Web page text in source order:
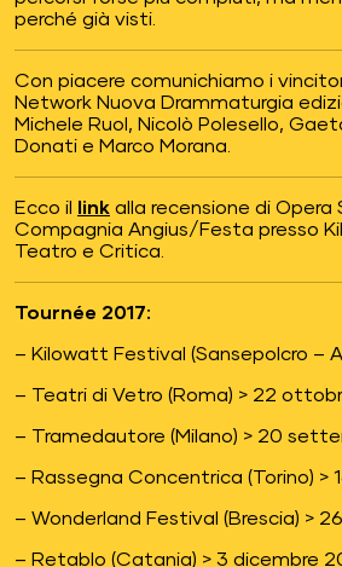
perché già visti.
Con piacere comunichiamo i
Network Nuova Drammaturgia
Michele Ruol, Nicolò Polesello,
Donati e Marco Morana.
Ecco il link alla recensione di
Compagnia Angius/Festa presso
Teatro e Critica.
Tournée 2017:
– Kilowatt Festival (Sansepolcro –
– Teatri di Vetro (Roma) > 22
– Tramedautore (Milano) > 20
– Rassegna Concentrica (Torino) >
– Wonderland Festival (Brescia) >
– Retablo (Catania) > 3 dicembre